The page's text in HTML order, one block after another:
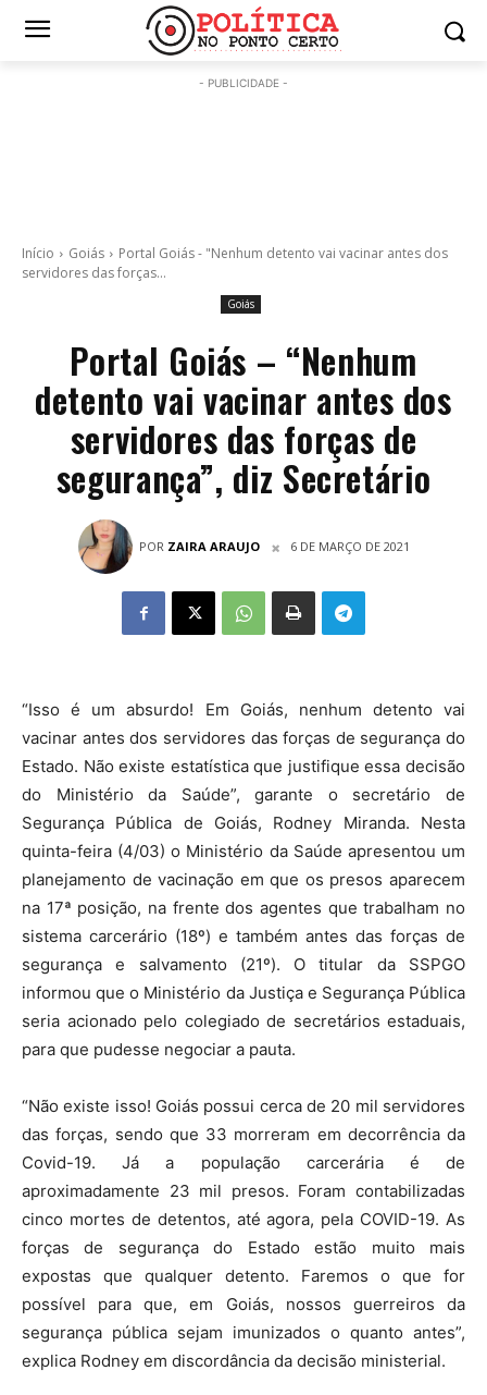
- PUBLICIDADE -
Início Goiás
Portal Goiás - "Nenhum detento vai vacinar antes dos
servidores das forças...
Goiás
Portal Goiás – “Nenhum
detento vai vacinar antes dos
servidores das forças de
segurança”, diz Secretário
POR ZAIRA ARAUJO 6 DE MARÇO DE 2021
“Isso é um absurdo! Em Goiás, nenhum detento vai
vacinar antes dos servidores das forças de segurança do
Estado. Não existe estatística que justifique essa decisão
do Ministério da Saúde”, garante o secretário de
Segurança Pública de Goiás, Rodney Miranda. Nesta
quinta-feira (4/03) o Ministério da Saúde apresentou um
planejamento de vacinação em que os presos aparecem
na 17ª posição, na frente dos agentes que trabalham no
sistema carcerário (18º) e também antes das forças de
segurança e salvamento (21º). O titular da SSPGO
informou que o Ministério da Justiça e Segurança Pública
seria acionado pelo colegiado de secretários estaduais,
para que pudesse negociar a pauta.
“Não existe isso! Goiás possui cerca de 20 mil servidores
das forças, sendo que 33 morreram em decorrência da
Covid-19. Já a população carcerária é de
aproximadamente 23 mil presos. Foram contabilizadas
cinco mortes de detentos, até agora, pela COVID-19. As
forças de segurança do Estado estão muito mais
expostas que qualquer detento. Faremos o que for
possível para que, em Goiás, nossos guerreiros da
segurança pública sejam imunizados o quanto antes”,
explica Rodney em discordância da decisão ministerial.